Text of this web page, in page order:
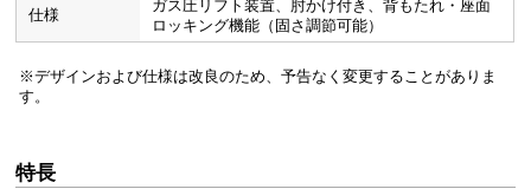
仕様
ガス圧リフト装置、肘かけ付き、背もたれ・座面
ロッキング機能（固さ調節可能）
※デザインおよび仕様は改良のため、予告なく変更することがありま
す。
特長